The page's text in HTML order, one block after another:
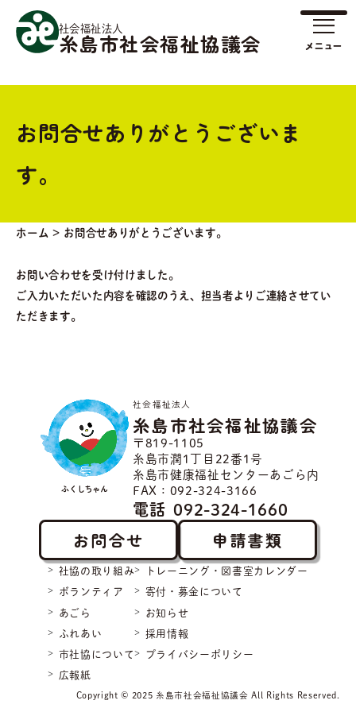
社会福祉法人
糸島市社会福祉協議会
お問合せありがとうございま
す。
ホーム > お問合せありがとうございます。
お問い合わせを受け付けました。
ご入力いただいた内容を確認のうえ、担当者よりご連絡させてい
ただきます。
ふくしちゃん
社会福祉法人
糸島市社会福祉協議会
〒819-1105
糸島市潤1丁目22番1号
糸島市健康福祉センターあごら内
FAX：092-324-3166
電話 092-324-1660
お問合せ 申請書類
社協の取り組み
ボランティア
あごら
ふれあい
市社協について
広報紙
トレーニング・図書室カレンダー
寄付・募金について
お知らせ
採用情報
プライバシーポリシー
Copyright © 2025 糸島市社会福祉協議会 All Rights Reserved.